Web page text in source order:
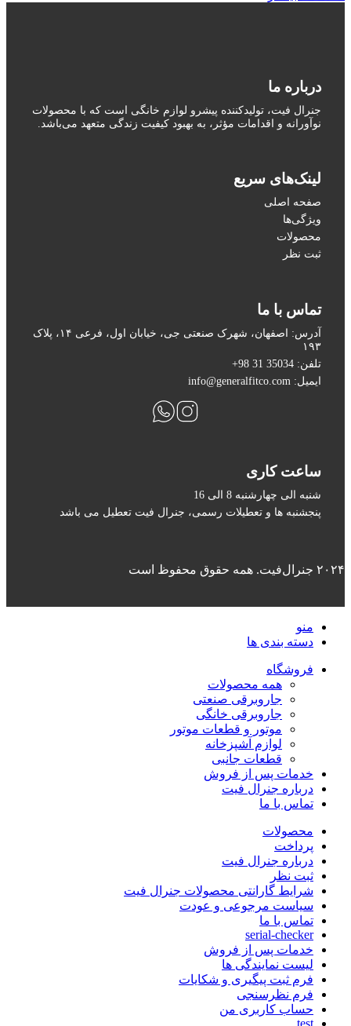
درباره ما
جنرال فیت، تولیدکننده پیشرو لوازم خانگی است که با محصولات
نوآورانه و اقدامات مؤثر، به بهبود کیفیت زندگی متعهد می‌باشد.
لینک‌های سریع
صفحه اصلی
ویژگی‌ها
محصولات
ثبت نظر
تماس با ما
آدرس: اصفهان، شهرک صنعتی جی، خیابان اول، فرعی ۱۴، پلاک
۱۹۳
تلفن: 35034 31 98+
ایمیل: info@generalfitco.com
ساعت کاری
شنبه الی چهارشنبه 8 الی 16
پنجشنبه ها و تعطیلات رسمی، جنرال فیت تعطیل می باشد
۲۰۲۴ جنرال‌فیت. همه حقوق محفوظ است
منو
دسته بندی ها
فروشگاه
همه محصولات
جاروبرقی صنعتی
جاروبرقی خانگی
موتور و قطعات موتور
لوازم آشپزخانه
قطعات جانبی
خدمات پس از فروش
درباره جنرال فیت
تماس با ما
محصولات
پرداخت
درباره جنرال فیت
ثبت نظر
شرایط گارانتی محصولات جنرال فیت
سیاست مرجوعی و عودت
تماس با ما
serial-checker
خدمات پس از فروش
لیست نمایندگی ها
فرم ثبت پیگیری و شکایات
فرم نظرسنجی
حساب کاربری من